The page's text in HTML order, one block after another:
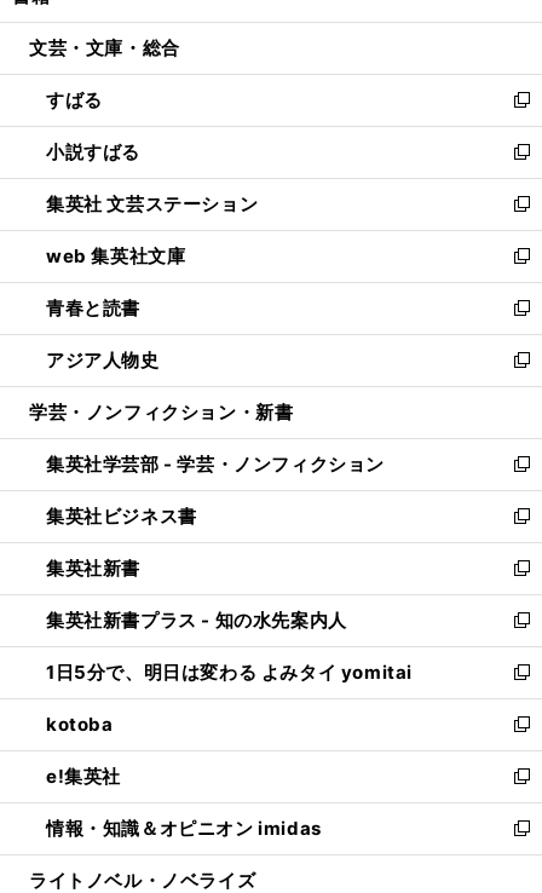
開
ウ
開
く
ン
ウ
で
開
く
ウ
ン
ド
ウ
で
開
く
文芸・文庫・総合
すばる
新
し
い
ウ
ィ
ン
ド
ウ
で
開
く
小説すばる
新
し
い
ウ
ィ
ン
ド
ウ
で
開
集英社 文芸ステーション
新
し
い
ウ
ィ
ン
ド
ウ
開
く
web 集英社文庫
新
し
い
ウ
ィ
ン
ウ
で
開
く
青春と読書
新
し
い
ウ
ン
ド
ウ
で
開
く
アジア人物史
新
し
ウ
ィ
ン
ド
ウ
で
開
く
学芸・ノンフィクション・新書
集英社学芸部 - 学芸・ノンフィクション
新
し
い
ウ
ィ
ン
ド
ウ
で
開
く
集英社ビジネス書
新
し
い
ウ
ィ
ン
ド
ウ
で
開
く
集英社新書
新
し
い
ウ
ィ
ン
ド
ウ
で
開
く
集英社新書プラス - 知の水先案内人
新
し
い
ウ
ィ
ン
ド
ウ
で
開
1日5分で、明日は変わる よみタイ yomitai
新
し
い
ウ
ィ
ン
ド
ウ
kotoba
新
し
い
ウ
ィ
ン
e!集英社
新
し
い
ウ
情報・知識＆オピニオン imidas
新
し
ライトノベル・ノベライズ